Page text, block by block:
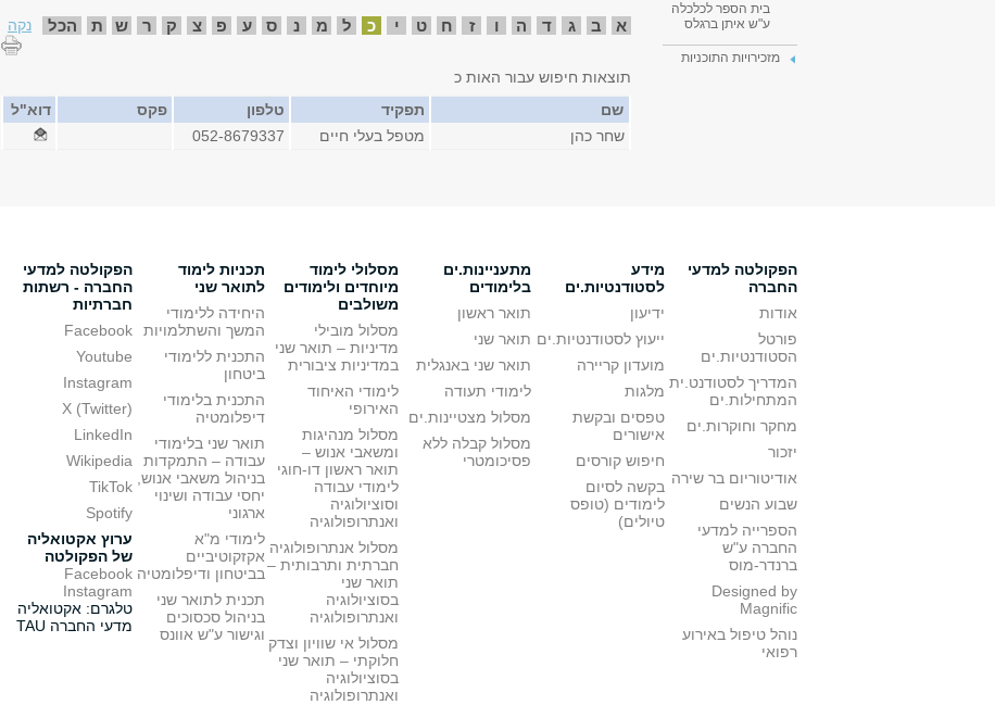
בית הספר לכלכלה
ע"ש איתן ברגלס
מזכירויות התוכניות
א ב ג ד ה ו ז ח ט י כ ל מ נ ס ע פ צ ק ר ש ת הכל נקה
תוצאות חיפוש עבור האות כ
שם
תפקיד טלפון פקס
דוא"ל
שחר כהן
מטפל בעלי חיים 052-8679337
הפקולטה למדעי
החברה
אודות
פורטל
הסטודנטיות.ים
המדריך לסטודנט.ית
המתחילות.ים
מחקר וחוקרות.ים
יזכור
אודיטוריום בר שירה
שבוע הנשים
הספרייה למדעי
החברה ע"ש
ברנדר-מוס
Designed by
Magnific
נוהל טיפול באירוע
רפואי
מידע
לסטודנטיות.ים
ידיעון
ייעוץ לסטודנטיות.ים
מועדון קריירה
מלגות
טפסים ובקשת
אישורים
חיפוש קורסים
בקשה לסיום
לימודים (טופס
טיולים)
מתעניינות.ים
בלימודים
תואר ראשון
תואר שני
תואר שני באנגלית
לימודי תעודה
מסלול מצטיינות.ים
מסלול קבלה ללא
פסיכומטרי
מסלולי לימוד
מיוחדים ולימודים
משולבים
מסלול מובילי
מדיניות – תואר שני
במדיניות ציבורית
לימודי האיחוד
האירופי
מסלול מנהיגות
ומשאבי אנוש –
תואר ראשון דו-חוגי
לימודי עבודה
וסוציולוגיה
ואנתרופולוגיה
מסלול אנתרופולוגיה
חברתית ותרבותית –
תואר שני
בסוציולוגיה
ואנתרופולוגיה
מסלול אי שוויון וצדק
חלוקתי – תואר שני
בסוציולוגיה
ואנתרופולוגיה
תכניות לימוד
לתואר שני
היחידה ללימודי
המשך והשתלמויות
התכנית ללימודי
ביטחון
התכנית בלימודי
דיפלומטיה
תואר שני בלימודי
עבודה – התמקדות
בניהול משאבי אנוש,
יחסי עבודה ושינוי
ארגוני
לימודי מ"א
אקזקוטיביים
בביטחון ודיפלומטיה
תכנית לתואר שני
בניהול סכסוכים
וגישור ע"ש אוונס
הפקולטה למדעי
החברה - רשתות
חברתיות
Facebook
Youtube
Instagram
X (Twitter)
LinkedIn
Wikipedia
TikTok
Spotify
ערוץ אקטואליה
של הפקולטה
Facebook
Instagram
טלגרם: אקטואליה
מדעי החברה TAU